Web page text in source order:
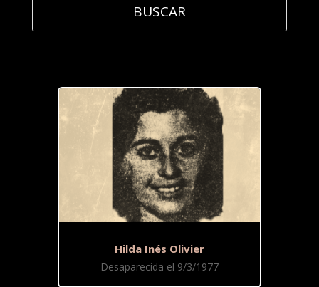
Hilda Inés Olivier
Desaparecida el 9/3/1977